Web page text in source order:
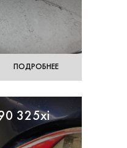
ПОДРОБНЕЕ
325xi